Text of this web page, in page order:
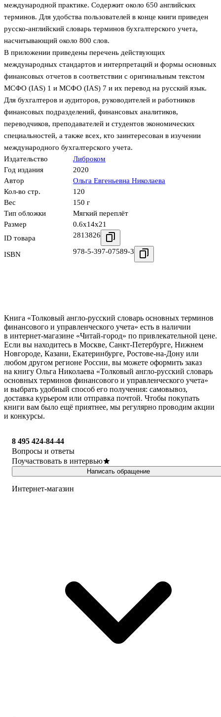
международной практике. Содержит около 650 английских
терминов. Для удобства пользователей в конце книги приведен
русско-английский словарь терминов бухгалтерского учета,
насчитывающий около 800 слов.
В приложении приведены перечень действующих
международных стандартов и интерпретаций и формы основных
финансовых отчетов в соответствии с оригинальным текстом
МСФО (IAS) 1 и МСФО (IAS) 7 и их перевод на русский язык.
Для бухгалтеров и аудиторов, руководителей и работников
финансовых подразделений, финансовых аналитиков,
переводчиков, преподавателей и студентов экономических
специальностей, а также всех, кто заинтересован в изучении
международного бухгалтерского учета.
Издательство
Либроком
Год издания
2020
Автор
Ольга Евгеньевна Николаева
Кол-во стр.
120
Вес
150 г
Тип обложки
Мягкий переплёт
Размер
0.6x14x21
ID товара
2813826
ISBN 978-5-397-07589-3
Книга «Толковый англо-русский словарь основных терминов
финансового и управленческого учета» есть в наличии
в интернет-магазине «Читай-город» по привлекательной цене.
Если вы находитесь в Москве, Санкт-Петербурге, Нижнем
Новгороде, Казани, Екатеринбурге, Ростове-на-Дону или
любом другом регионе России, вы можете оформить заказ
на книгу Ольга Николаева «Толковый англо-русский словарь
основных терминов финансового и управленческого учета»
и выбрать удобный способ его получения: самовывоз,
доставка курьером или отправка почтой. Чтобы покупать
книги вам было ещё приятнее, мы регулярно проводим акции
и конкурсы.
8 495 424-84-44
Вопросы и ответы
Поучаствовать в интервью
Написать обращение
Интернет-магазин